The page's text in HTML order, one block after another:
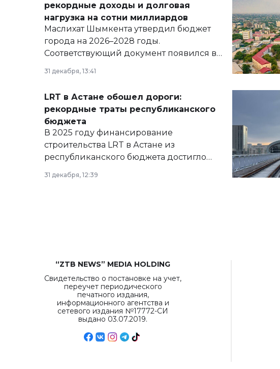
рекордные доходы и долговая
нагрузка на сотни миллиардов
Маслихат Шымкента утвердил бюджет
города на 2026–2028 годы.
Соответствующий документ появился в
базе нормативных правовых актов и на
сайте маслихат города.
31 декабря, 13:41
LRT в Астане обошел дороги:
рекордные траты республиканского
бюджета
В 2025 году финансирование
строительства LRT в Астане из
республиканского бюджета достигло
рекордных объемов.
31 декабря, 12:39
“ZTB NEWS” MEDIA HOLDING
Свидетельство о постановке на учет,
переучет периодического
печатного издания,
информационного агентства и
сетевого издания №17772-СИ
выдано 03.07.2019.